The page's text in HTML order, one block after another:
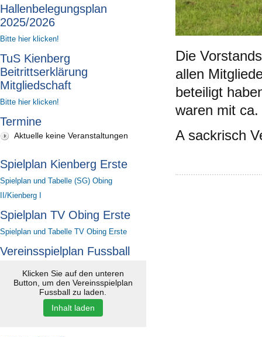
Hallenbelegungsplan
2025/2026
Bitte hier klicken!
TuS Kienberg
Beitrittserklärung
Mitgliedschaft
Bitte hier klicken!
Termine
Aktuelle keine Veranstaltungen
Spielplan Kienberg Erste
Spielplan und Tabelle (SG) Obing
II/Kienberg I
Spielplan TV Obing Erste
Spielplan und Tabelle TV Obing Erste
Vereinsspielplan Fussball
Klicken Sie auf den unteren
Button, um den Vereinsspielplan
Fussball zu laden.
Inhalt laden
Die
allen
beteiligt
waren mit
A sackrisch